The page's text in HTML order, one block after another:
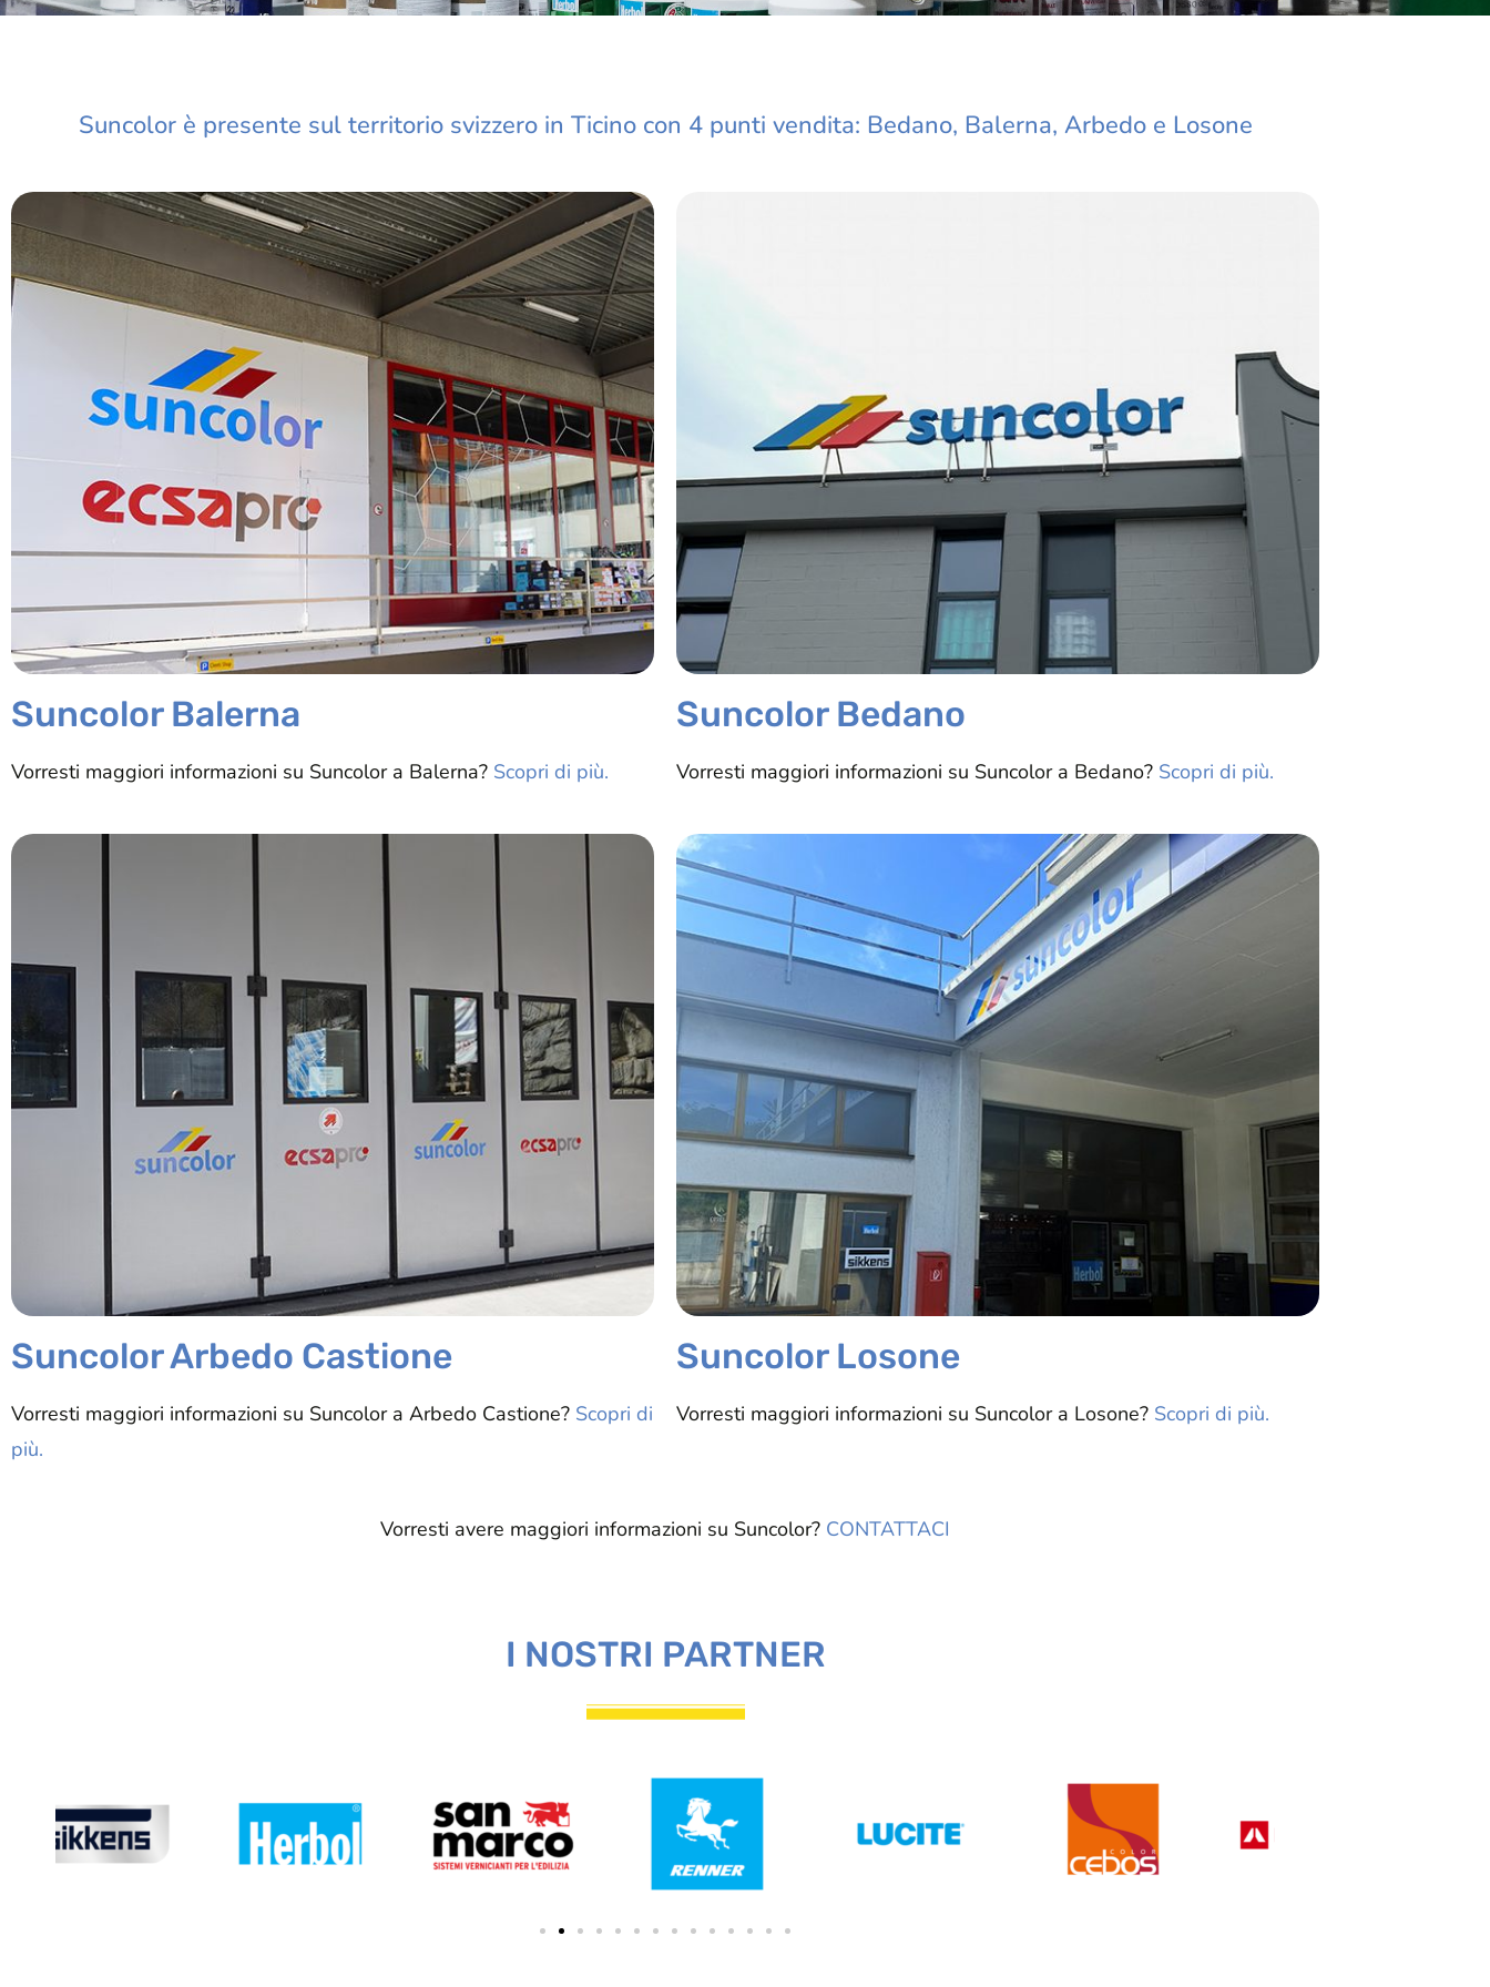
Suncolor è presente sul territorio svizzero in Ticino con 4 punti vendita: Bedano, Balerna, Arbedo e Losone
Suncolor Balerna
Vorresti maggiori informazioni su Suncolor a Balerna? Scopri di più.
Suncolor Bedano
Vorresti maggiori informazioni su Suncolor a Bedano? Scopri di più.
Suncolor Arbedo Castione
Vorresti maggiori informazioni su Suncolor a Arbedo Castione? Scopri di
più.
Suncolor Losone
Vorresti maggiori informazioni su Suncolor a Losone? Scopri di più.
Vorresti avere maggiori informazioni su Suncolor? CONTATTACI
I NOSTRI PARTNER